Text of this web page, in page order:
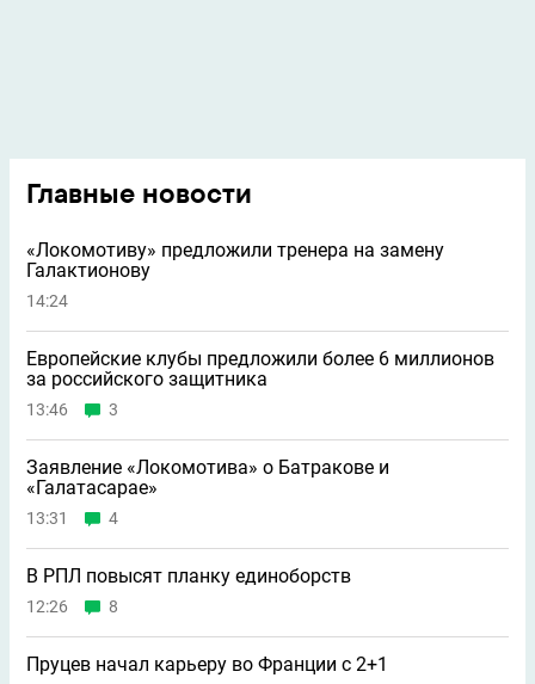
Главные новости
«Локомотиву» предложили тренера на замену
Галактионову
14:24
Европейские клубы предложили более 6 миллионов
за российского защитника
13:46 3
Заявление «Локомотива» о Батракове и
«Галатасарае»
13:31 4
В РПЛ повысят планку единоборств
12:26 8
Пруцев начал карьеру во Франции с 2+1